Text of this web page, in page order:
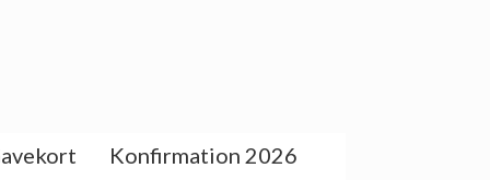
Konfirmation 2026